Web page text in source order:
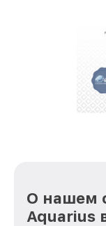
О нашем
Aquarius